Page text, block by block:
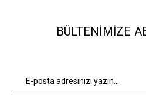
BÜLTENIMIZE